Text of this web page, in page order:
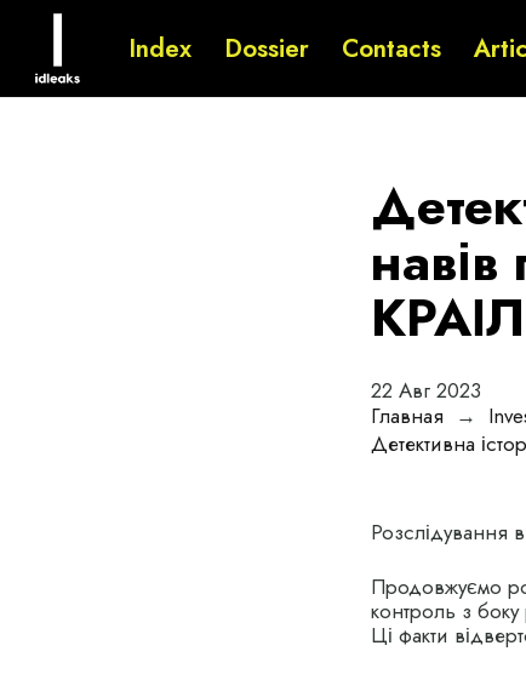
Index Dossier Contacts
22 Авг 2023
Главная →
Детективна
Розслідування
Продовжуємо
контроль з
Ці факти